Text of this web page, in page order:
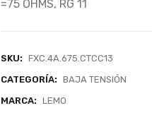
=75 OHMS, RG 11
SKU: FXC.4A.675.CTCC13
CATEGORÍA: BAJA TENSIÓN
MARCA: LEMO